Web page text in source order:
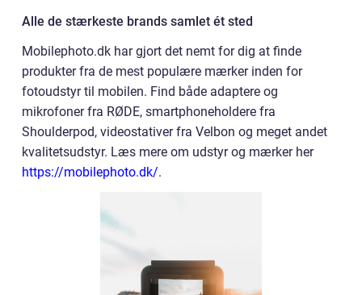
Alle de stærkeste brands samlet ét sted
Mobilephoto.dk har gjort det nemt for dig at finde
produkter fra de mest populære mærker inden for
fotoudstyr til mobilen. Find både adaptere og
mikrofoner fra RØDE, smartphoneholdere fra
Shoulderpod, videostativer fra Velbon og meget andet
kvalitetsudstyr. Læs mere om udstyr og mærker her
https://mobilephoto.dk/.